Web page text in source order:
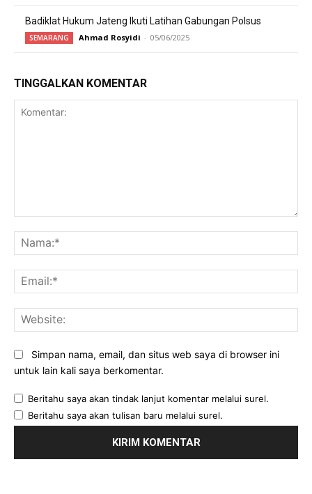
Badiklat Hukum Jateng Ikuti Latihan Gabungan Polsus
SEMARANG Ahmad Rosyidi - 05/06/2025
TINGGALKAN KOMENTAR
Simpan nama, email, dan situs web saya di browser ini
untuk lain kali saya berkomentar.
Beritahu saya akan tindak lanjut komentar melalui surel.
Beritahu saya akan tulisan baru melalui surel.